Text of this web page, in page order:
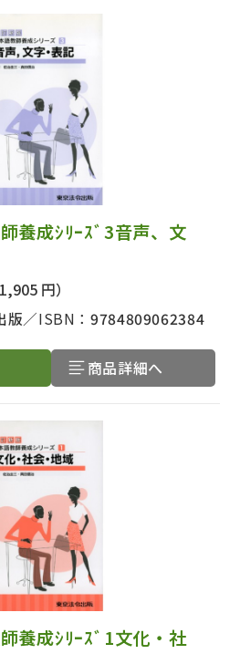
養成ｼﾘｰｽﾞ3音声、文
円）
版 ISBN：9784809062384
商品詳細へ
養成ｼﾘｰｽﾞ1文化・社